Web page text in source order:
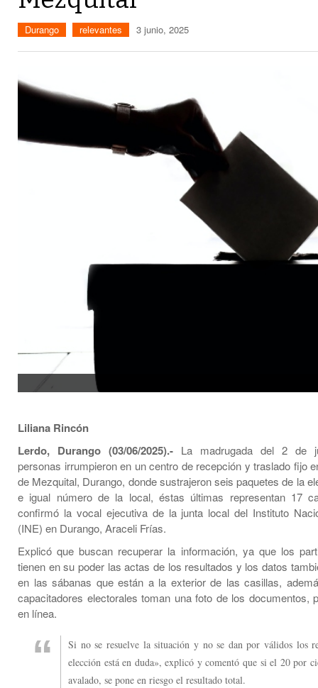
Durango relevantes 3 junio, 2025
Liliana Rincón
Lerdo, Durango (03/06/2025).- La madrugada del 2 de
personas irrumpieron en un centro de recepción y traslado fijo
de Mezquital, Durango, donde sustrajeron seis paquetes de la
e igual número de la local, éstas últimas representan 17
confirmó la vocal ejecutiva de la junta local del Instituto
(INE) en Durango, Araceli Frías.
Explicó que buscan recuperar la información, ya que los
tienen en su poder las actas de los resultados y los datos
en las sábanas que están a la exterior de las casillas,
capacitadores electorales toman una foto de los documentos,
en línea.
Si no se resuelve la situación y no se dan por válidos los
elección está en duda», explicó y comentó que si el 20 por
avalado, se pone en riesgo el resultado total.